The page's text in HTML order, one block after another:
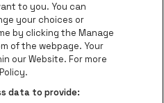
de website van Het logo
Ga naar de
de website van Holiday Inn
Ga naar de website
Ga naar de
is een deel van be•at
Hasselt
70, 3500 Hasselt
to you. You can
your choices or
by clicking the Manage
of the webpage. Your
our Website. For more
data to provide: